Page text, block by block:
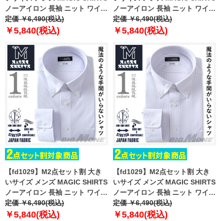
ノーアイロン 長袖 ニット ワイシ
ャツ ボタンダウン 吸水速乾 スト
レッチ 日本製生地使用 ewma99-
定価 ￥6,490(税込)
￥5,840(税込)
ノーアイロン 長袖 ニット ワイシ
ャツ ボタンダウン 吸水速乾 スト
レッチ 日本製生地使用 ewma99-
定価 ￥6,490(税込)
￥5,840(税込)
【fd1029】M2点セット割 大き
いサイズ メンズ MAGIC SHIRTS
ノーアイロン 長袖 ニット ワイシ
ャツ ボタンダウン 吸水速乾 スト
レッチ 日本製生地使用 ewma99-
定価 ￥6,490(税込)
￥5,840(税込)
【fd1029】M2点セット割 大き
いサイズ メンズ MAGIC SHIRTS
ノーアイロン 長袖 ニット ワイシ
ャツ ボタンダウン 吸水速乾 スト
レッチ 日本製生地使用 ewma99-
定価 ￥6,490(税込)
￥5,840(税込)